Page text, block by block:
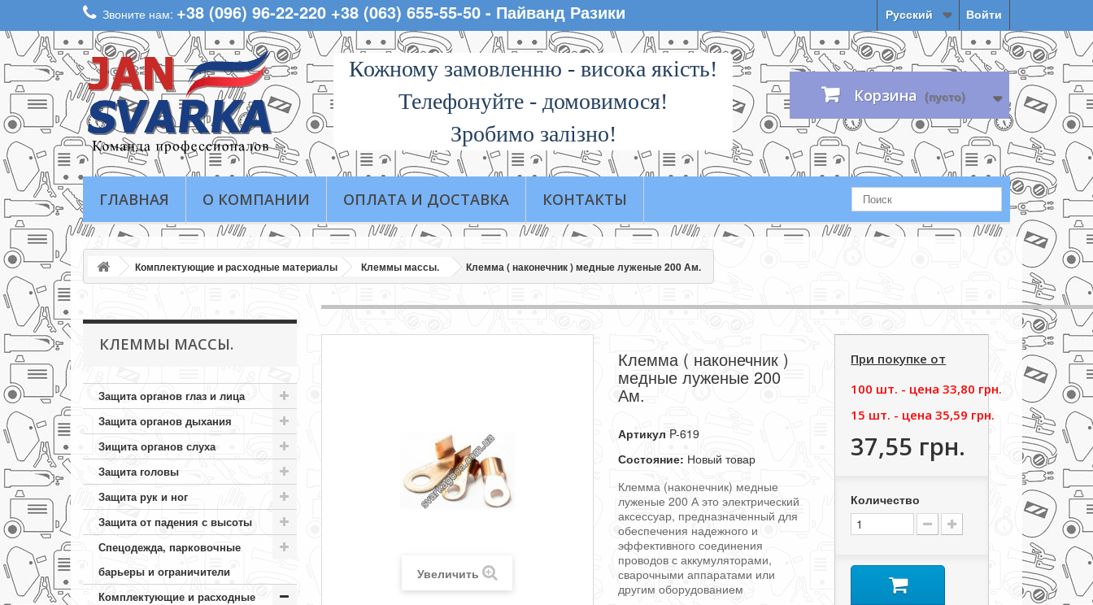
Войти
Русский
Звоните нам: +38 (096) 96-22-220 +38 (063) 655-55-50 - Пайванд Разики
Кожному замовленню - висока якiсть!
Телефонуйте - домовимося!
Зробимо залізно!
Корзина (пусто)
ГЛАВНАЯ О КОМПАНИИ ОПЛАТА И ДОСТАВКА КОНТАКТЫ
Комплектующие и расходные материалы Клеммы массы. Клемма ( наконечник ) медные луженые 200 Ам.
КЛЕММЫ МАССЫ.
Защита органов глаз и лица
Защита органов дыхания
Зищита органов слуха
Защита головы
Защита рук и ног
Защита от падения с высоты
Спецодежда, парковочные
барьеры и ограничители
Комплектующие и расходные
Увеличить
Клемма ( наконечник )
медные луженые 200
Ам.
Артикул P-619
Состояние: Новый товар
Клемма (наконечник) медные
луженые 200 А это электрический
аксессуар, предназначенный для
обеспечения надежного и
эффективного соединения
проводов с аккумуляторами,
сварочными аппаратами или
другим оборудованием
При покупке от
100 шт. - цена33,80 грн.
15 шт. - цена35,59 грн.
37,55 грн.
Количество